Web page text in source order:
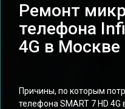
Ремонт
телефона
4G в Москве
Причины, по которым
телефона SMART 7 HD